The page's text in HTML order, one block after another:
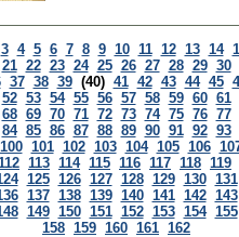
3 4 5 6 7 8 9 10 11 12 13 14
21 22 23 24 25 26 27 28 29 30
37 38 39 (40) 41 42 43 44 45
52 53 54 55 56 57 58 59 60 61
68 69 70 71 72 73 74 75 76 77
84 85 86 87 88 89 90 91 92 93
100 101 102 103 104 105 106
113 114 115 116 117 118 119
125 126 127 128 129 130 131
137 138 139 140 141 142 143
149 150 151 152 153 154 155
158 159 160 161 162